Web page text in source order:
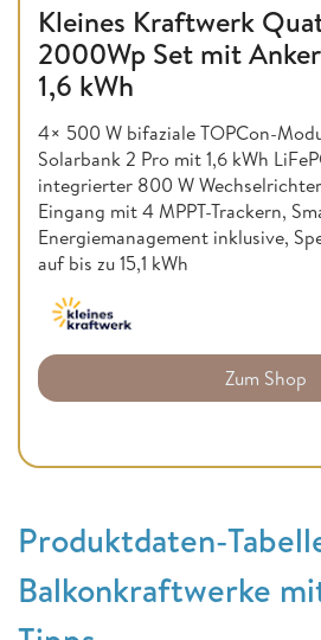
Kleines Kraftwerk
2000Wp Set mit
1,6 kWh
4× 500 W bifaziale TOPCon-
Solarbank 2 Pro mit 1,6 kWh
integrierter 800 W
Eingang mit 4 MPPT-Trackern,
Energiemanagement inklusive,
auf bis zu 15,1 kWh
Zum Shop
Produktdaten-
Balkonkraftwerke